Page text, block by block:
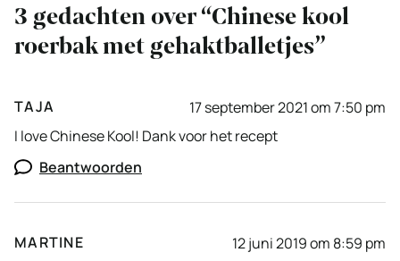
3 gedachten over “Chinese kool
roerbak met gehaktballetjes”
TAJA
17 september 2021 om 7:50 pm
I love Chinese Kool! Dank voor het recept
Beantwoorden
MARTINE
12 juni 2019 om 8:59 pm